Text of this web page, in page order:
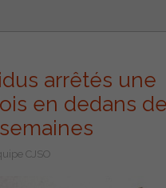
arrêtés une
en dedans de
CJSO